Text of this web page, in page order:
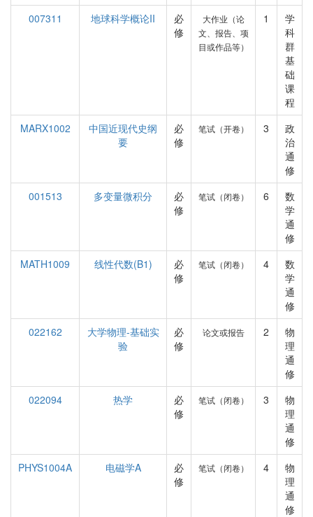
007311
地球科学概论II
必
修
大作业（论
文、报告、项
目或作品等）
1
学
科
群
基
础
课
程
MARX1002
中国近现代史纲
要
必
修
笔试（开卷） 3
政
治
通
修
001513
多变量微积分
必
修
笔试（闭卷） 6
数
学
通
修
MATH1009
线性代数(B1)
必
修
笔试（闭卷） 4
数
学
通
修
022162
大学物理-基础实
验
必
修
论文或报告 2
物
理
通
修
022094
热学
必
修
笔试（闭卷） 3
物
理
通
修
PHYS1004A
电磁学A
必
修
笔试（闭卷） 4
物
理
通
修